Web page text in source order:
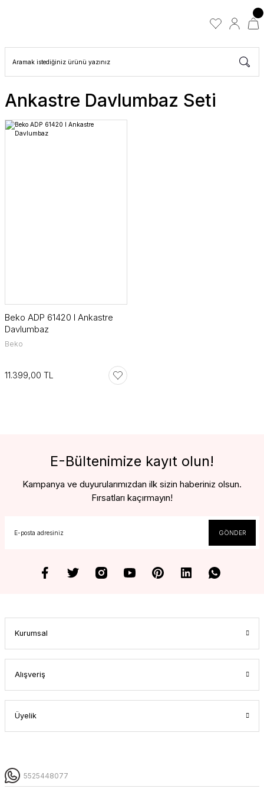
Ankastre Davlumbaz Seti
Beko ADP 61420 I Ankastre
Davlumbaz
Beko
11.399,00 TL
E-Bültenimize kayıt olun!
Kampanya ve duyurularımızdan ilk sizin haberiniz olsun.
Fırsatları kaçırmayın!
GÖNDER
Kurumsal
Alışveriş
Üyelik
5525448077